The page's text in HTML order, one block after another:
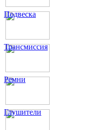
Подвеска
Трансмиссия
Ремни
Глушители